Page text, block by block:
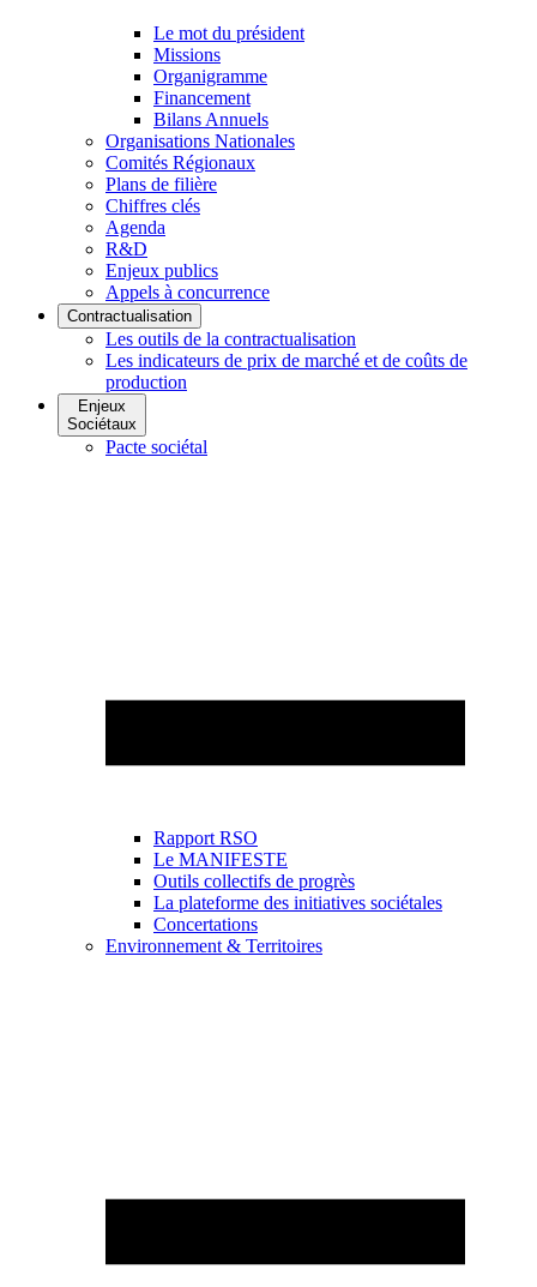
Le mot du président
Missions
Organigramme
Financement
Bilans Annuels
Organisations Nationales
Comités Régionaux
Plans de filière
Chiffres clés
Agenda
R&D
Enjeux publics
Appels à concurrence
Contractualisation
Les outils de la contractualisation
Les indicateurs de prix de marché et de coûts de
production
Enjeux
Sociétaux
Pacte sociétal
Rapport RSO
Le MANIFESTE
Outils collectifs de progrès
La plateforme des initiatives sociétales
Concertations
Environnement & Territoires